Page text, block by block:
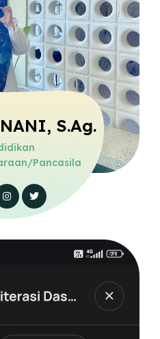
S.Ag.
Pancasila